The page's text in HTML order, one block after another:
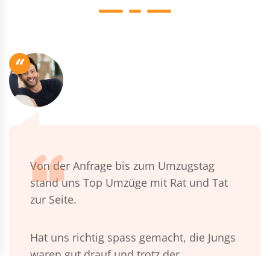
“
Von der Anfrage bis zum Umzugstag
stand uns Top Umzüge mit Rat und Tat
zur Seite.
Hat uns richtig spass gemacht, die Jungs